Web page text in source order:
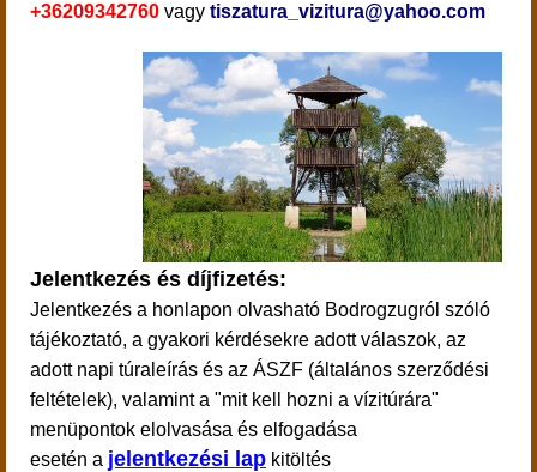
+36209342760 vagy tiszatura_vizitura@yahoo.com
Jelentkezés és díjfizetés:
Jelentkezés a honlapon olvasható Bodrogzugról szóló
tájékoztató, a gyakori kérdésekre adott válaszok, az
adott napi túraleírás és az ÁSZF (általános szerződési
feltételek), valamint a "mit kell hozni a vízitúrára"
menüpontok elolvasása és elfogadása
esetén a jelentkezési lap kitöltés